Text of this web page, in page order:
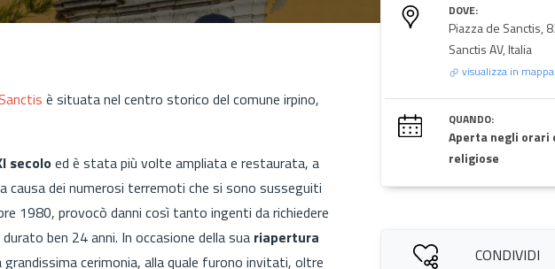
è situata nel centro storico del comune irpino,
secoloed è stata più volte ampliata e restaurata, a
causa dei numerosi terremoti che si sono susseguiti
1980, provocò danni così tanto ingenti da richiedere
ben 24 anni. In occasione della sua riapertura
cerimonia, alla quale furono invitati, oltre
DOVE:
Piazza de Sanctis,
Sanctis AV, Italia
visualizza in mappa
QUANDO:
Aperta negli orari
religiose
CONDIVIDI